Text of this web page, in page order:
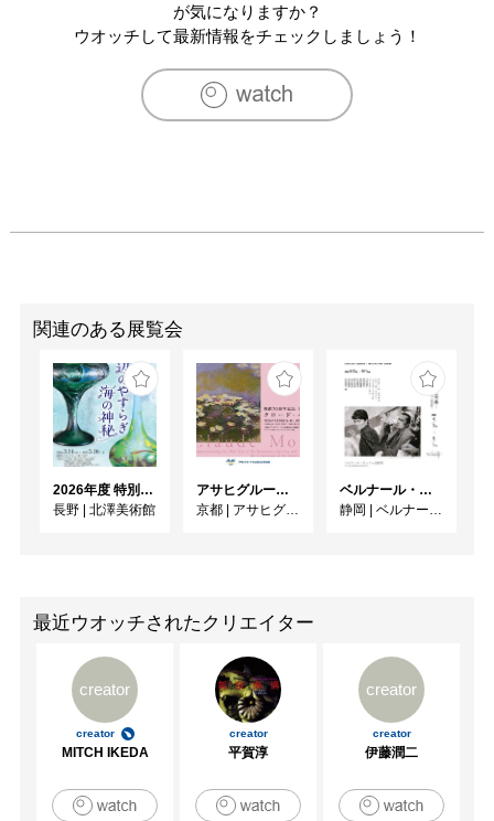
が気になりますか？
ウオッチして最新情報をチェックしましょう！
関連のある展覧会
2026年度 特別展「ガレとドーム、アール･ヌーヴォーのガラス 水辺のやすらぎ、海の神秘」
長野 | 北澤美術館
アサヒグループ大山崎山荘美術館 開館30周年記念展「没後100年 クロード・モネ」
京都 | アサヒグループ大山崎山荘美術館
ベルナール・ビュフェと写真 ーカメラがとらえたビュフェとその時代、そして21 世紀へ
静岡 | ベルナール・ビュフェ美術館
最近ウオッチされたクリエイター
creator
creator
MITCH IKEDA
creator
平賀淳
creator
creator
伊藤潤二